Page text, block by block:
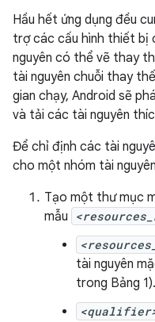
Hầu hết ứng dụng đều
trợ các cấu hình thiết bị
nguyên có thể vẽ thay
tài nguyên chuỗi thay
gian chạy, Android sẽ
và tải các tài nguyên
Để chỉ định các tài
cho một nhóm tài
Tạo một thư mục
mẫu
tài nguyên
trong Bảng 1).